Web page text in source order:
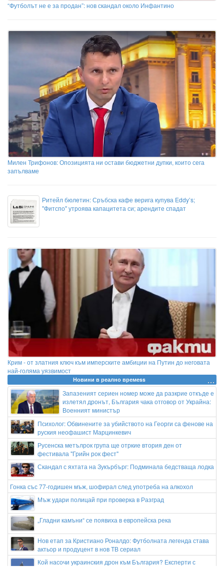
“Футболът не е за продан”: нов скандал около Инфантино
Милен Трифонов: Опозицията ни остави бюджетни дупки, които сега
запълваме
Ритейл бюлeтин: Сръбска кафе верига купува Eddy’s;
"Фитспо" утроява капацитета си; арендите спадат
Крим - от златния ключ към имперските амбиции на Путин до неговата
най-голяма уязвимост
Новини в реално времеss
Запазеният сериен номер може да разкрие откъде е
излетял дронът, България чака отговор от Украйна:
Военният министър
Психолог: Обвинените за убийството на Георги са фенове на
руския неофашист Марцинкевич
Русенска метълрок група ще отркие втория ден от
фестивала "Грийн рок фест"
Скандал с яхтата на Зукърбърг: Подминала бедстваща лодка
Гонка със 77-годишен мъж, шофирал след употреба на алкохол
Мъж удари полицай при проверка в Разград
„Гладни камъни“ се появиха в европейска река
Нов етап за Кристиано Роналдо: Футболната легенда става
актьор и продуцент в нов ТВ сериал
Кой насочи украинския дрон към България? Експерти с